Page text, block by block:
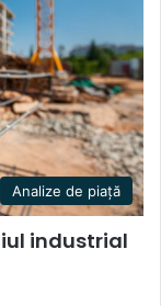
Analize de piață
industrial